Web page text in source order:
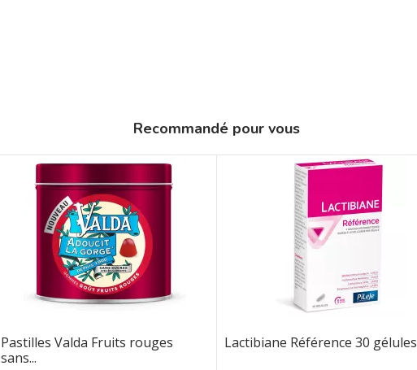
Recommandé pour vous
Pastilles Valda Fruits rouges
sans...
Lactibiane Référence 30 gélules